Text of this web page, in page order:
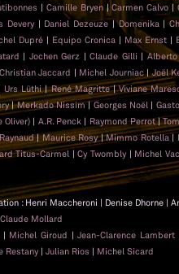
| Camille Bryen|Carmen Calvo |
Devery| Daniel Dezeuze|Domenika |
Dupré | Equipo Cronica | Max Ernst |
| Jochen Gerz |Claude Gilli |Alberto
Christian Jaccard | Michel Journiac|Joël
Urs Lüthi|René Magritte|Viviane
|Merkado Nissim|Georges Noël |
Oliver) | A.R. Penck | Raymond Perrot|
|Maurice Rosy|Mimmo Rotella|
Titus-Carmel |Cy Twombly| Michel
: Henri Maccheroni | Denise Dhorne |
Claude Mollard
| Michel Giroud |Jean-Clarence Lambert
Restany | Julian Rios | Michel Sicard